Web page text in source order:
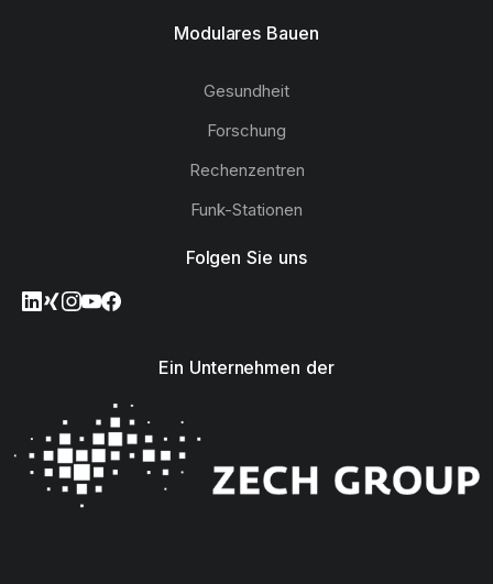
Modulares Bauen
Gesundheit
Forschung
Rechenzentren
Funk-Stationen
Folgen Sie uns
Ein Unternehmen der